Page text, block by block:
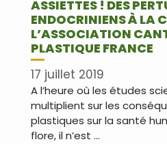
ASSIETTES ! DES
ENDOCRINIENS À LA
L’ASSOCIATION
PLASTIQUE FRANCE
17 juillet 2019
A l’heure où les études
multiplient sur les
plastiques sur la santé
flore, il n’est …